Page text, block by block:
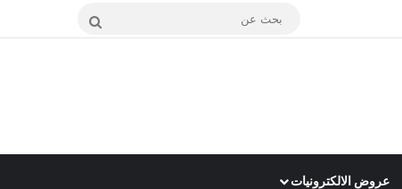
بحث
عروض الالكترونيات